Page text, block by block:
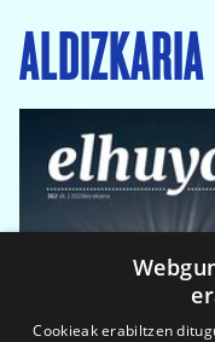
ALDIZKARIA
Cookieak erabiltzen